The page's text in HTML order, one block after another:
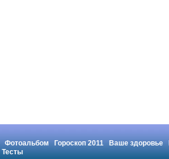
Фотоальбом Гороскоп 2011 Ваше здоровье
Тесты